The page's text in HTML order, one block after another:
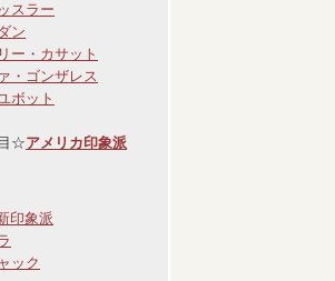
スラー
ン
ー・カサット
・ゴンザレス
ボット
☆アメリカ印象派
印象派
ック